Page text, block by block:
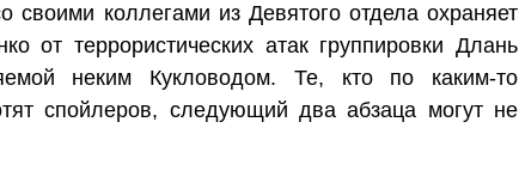
своими коллегами из Девятого отдела охраняет
от террористических атак группировки Длань
неким Кукловодом. Те, кто по каким-то
спойлеров, следующий два абзаца могут не